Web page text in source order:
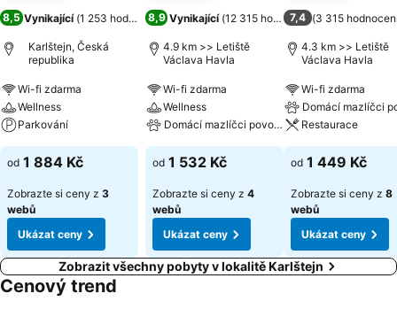
8,5 Vynikající (1 253 hodnocení)
Karlštejn, Česká
republika
Wi-fi zdarma
Wellness
Parkování
od 1 884 Kč
Zobrazte si ceny z 3
webů
Ukázat ceny
8,9 Vynikající (12 315 hodnocení)
4.9 km >> Letiště
Václava Havla
Wi-fi zdarma
Wellness
Domácí mazlíčci povoleni
od 1 532 Kč
Zobrazte si ceny z 4
webů
Ukázat ceny
7,4 (3 315
4.3 km >> Letiště
Václava Havla
Wi-fi zdarma
Domácí mazlíčci
Restaurace
od 1 449 Kč
Zobrazte si ceny z 8
webů
Ukázat ceny
Zobrazit všechny pobyty v lokalitě Karlštejn
Cenový trend